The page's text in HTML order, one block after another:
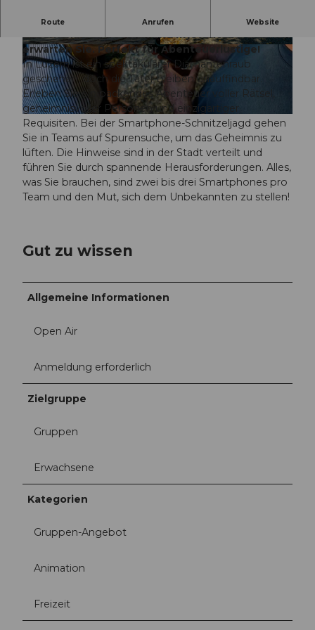
© SwissLocalTravel GmbH |CC-BY-NC-ND
© SwissLocalTravel GmbH | CC-BY-NC-ND © SwissLocalTravel GmbH | CC-BY-NC-ND
Route Anrufen Website
Lösen Sie den kniffligen Diamantenraub in
Luzern! Rätsel, Technik und mysteriöse Personen
erwarten Sie. Perfekt für Abenteuerlustige!
In Luzern ist ein spektakulärer Diamantenraub
geschehen, doch die Täter bleiben unauffindbar.
Erleben Sie ein packendes Abenteuer voller Rätsel,
geheimnisvoller Personen und einzigartiger
Requisiten. Bei der Smartphone-Schnitzeljagd gehen
Sie in Teams auf Spurensuche, um das Geheimnis zu
lüften. Die Hinweise sind in der Stadt verteilt und
führen Sie durch spannende Herausforderungen. Alles,
was Sie brauchen, sind zwei bis drei Smartphones pro
Team und den Mut, sich dem Unbekannten zu stellen!
Gut zu wissen
Allgemeine Informationen
Open Air
Anmeldung erforderlich
Zielgruppe
Gruppen
Erwachsene
Kategorien
Gruppen-Angebot
Animation
Freizeit